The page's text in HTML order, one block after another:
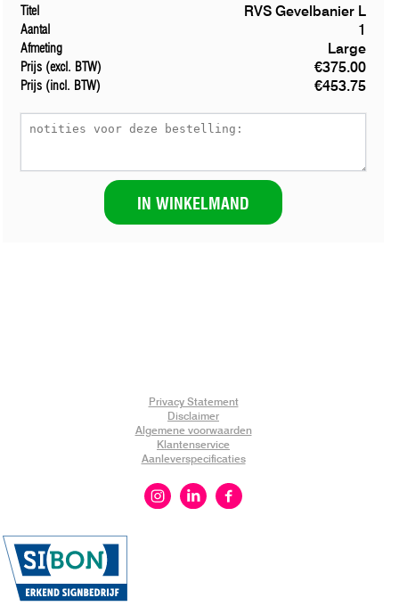
Titel RVS Gevelbanier L
Aantal 1
Afmeting Large
Prijs (excl. BTW) €375.00
Prijs (incl. BTW) €453.75
IN WINKELMAND
Privacy Statement
Disclaimer
Algemene voorwaarden
Klantenservice
Aanleverspecificaties